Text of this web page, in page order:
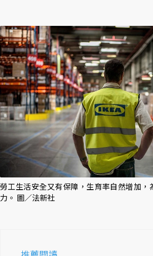
勞工生活安全又有保障，生育率自然增加，
力。 圖／法新社